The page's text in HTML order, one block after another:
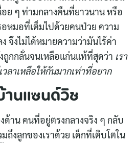
ย ๆ ท่ามกลางคืนที่ยาวนาน หรือ
อหมอที่เต็มไปด้วยคนป่วย ความ
จึงไม่ได้หมายความว่ามันไร้ค่า
ถูกกลั่นจนเหลือแก่นแท้ที่สุดว่า เรา
ลาเหลือให้กันมากเท่าที่อยาก
านแซนด์วิช
าน คนที่อยู่ตรงกลางจริง ๆ กลับ
ถึงลูกของเราด้วย เด็กที่เติบโตใน